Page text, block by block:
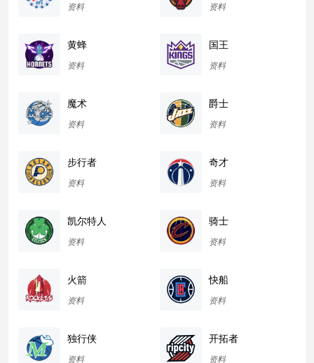
资料 资料
黄蜂
资料
国王
资料
魔术
资料
爵士
资料
步行者
资料
奇才
资料
凯尔特人
资料
骑士
资料
火箭
资料
快船
资料
独行侠
资料
开拓者
资料